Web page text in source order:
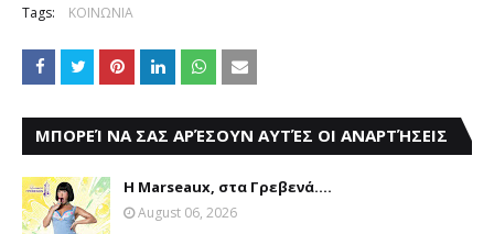
Tags: ΚΟΙΝΩΝΙΑ
ΜΠΟΡΕΊ ΝΑ ΣΑΣ ΑΡΈΣΟΥΝ ΑΥΤΈΣ ΟΙ ΑΝΑΡΤΉΣΕΙΣ
Η Marseaux, στα Γρεβενά….
August 06, 2026